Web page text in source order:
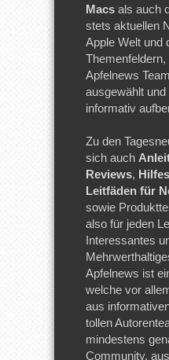
Macs als auch
stets aktuellen
Apple Welt und
Apfelnews
ausgewählt
informativ
Zu den
sich auch
Reviews,
Leitfäden für
sowie
also für jeden
Interessantes
Apfelnews ist
welche vor
aus
tollen
mindestens
Community,